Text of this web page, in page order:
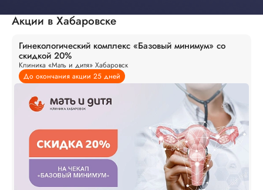
Акции в Хабаровске
Гинекологический комплекс «Базовый минимум» со
скидкой 20%
Клиника «Мать и дитя» Хабаровск
До окончания акции 25 дней